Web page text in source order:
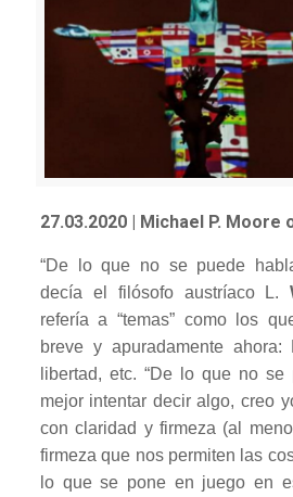
27.03.2020| Michael P. Moore
“De lo que no se puede
decía el filósofo austríaco L.
refería a “temas” como los
breve y apuradamente
libertad, etc. “De lo que no
mejor intentar decir algo, creo
con claridad y firmeza (al
firmeza que nos permiten las
lo que se pone en juego en